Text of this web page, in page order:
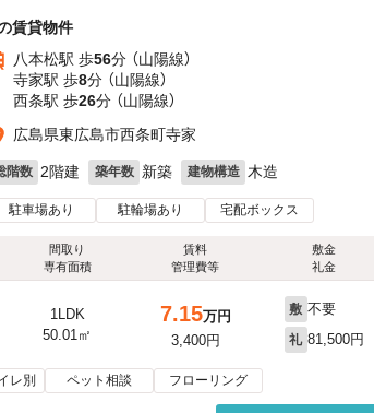
賃貸物件
八本松駅 歩56分 （山陽線）
寺家駅 歩8分 （山陽線）
西条駅 歩26分 （山陽線）
広島県東広島市西条町寺家
階数 2階建 築年数 新築 建物構造 木造
駐車場あり 駐輪場あり 宅配ボックス
間取り
専有面積
賃料
管理費等
敷金
礼金
1LDK
50.01㎡
7.15万円
3,400円
敷 不要
礼 81,500円
レ別 ペット相談 フローリング